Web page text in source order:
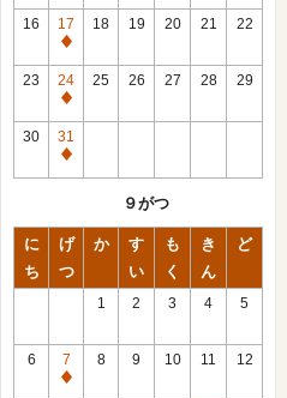
館
日
16
17
休
館
日
18 19 20 21 22
23
24
休
館
日
25 26 27 28 29
30
31
休
９がつ
に
ち
げ
つ
か
す
い
も
く
き
ん
ど
1 2 3 4 5
6
7
休
8 9 10 11 12